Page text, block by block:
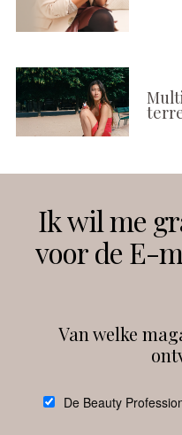
Instagram
Ik wil me
voor de E-
Van welke
De Beauty